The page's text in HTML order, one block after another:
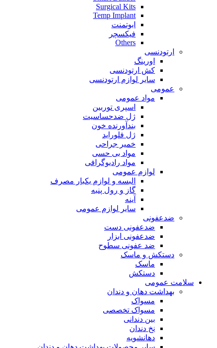
Surgical Kits
Temp Implant
ابوتمنت
فیکسچر
Others
ارتودنسی
اورینگ
کش ارتودنسی
سایر لوازم ارتودنسی
عمومی
مواد عمومی
اسپری توربین
ژل ضدحساسیت
بندآورنده خون
ژل فلوراید
خمیر جراحی
مواد بی حسی
مواد رادیوگرافی
لوازم عمومی
البسه و لوازم یکبار مصرف
گاز و رول پنبه
آینه
سایر لوازم عمومی
ضدعفونی
ضدعفونی دست
ضدعفونی ابزار
ضد عفونی سطوح
دستکش و ماسک
ماسک
دستکش
سلامت عمومی
بهداشت دهان و دندان
مسواک
مسواک تخصصی
بین دندانی
نخ دندان
دهانشویه